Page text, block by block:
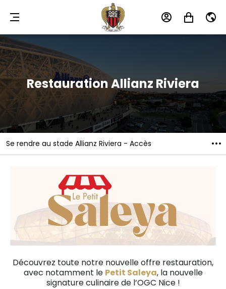
MENU MON MON FR
Restauration Allianz Riviera
Se rendre au stade Allianz Riviera - Accès
Découvrez toute notre nouvelle offre restauration,
avec notamment le Petit Saleya, la nouvelle
signature culinaire de l’OGC Nice !